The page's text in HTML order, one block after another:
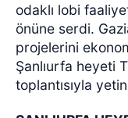
odaklı lobi
önüne serdi.
projelerini
Şanlıurfa heyeti
toplantısıyla